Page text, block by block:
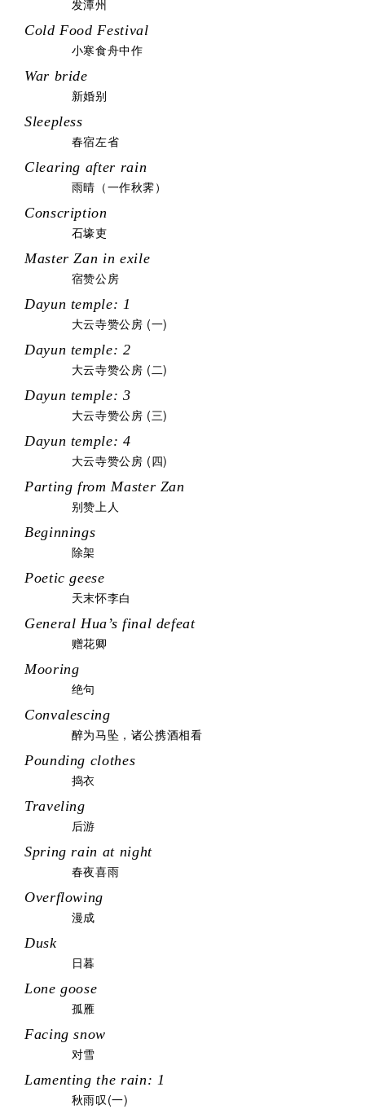
发潭州
Cold Food Festival
小寒食舟中作
War bride
新婚别
Sleepless
春宿左省
Clearing after rain
雨晴（一作秋霁）
Conscription
石壕吏
Master Zan in exile
宿赞公房
Dayun temple: 1
大云寺赞公房 (一)
Dayun temple: 2
大云寺赞公房 (二)
Dayun temple: 3
大云寺赞公房 (三)
Dayun temple: 4
大云寺赞公房 (四)
Parting from Master Zan
别赞上人
Beginnings
除架
Poetic geese
天末怀李白
General Hua’s final defeat
赠花卿
Mooring
绝句
Convalescing
醉为马坠，诸公携酒相看
Pounding clothes
捣衣
Traveling
后游
Spring rain at night
春夜喜雨
Overflowing
漫成
Dusk
日暮
Lone goose
孤雁
Facing snow
对雪
Lamenting the rain: 1
秋雨叹(一)